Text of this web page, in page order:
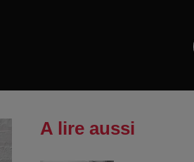
A lire aussi